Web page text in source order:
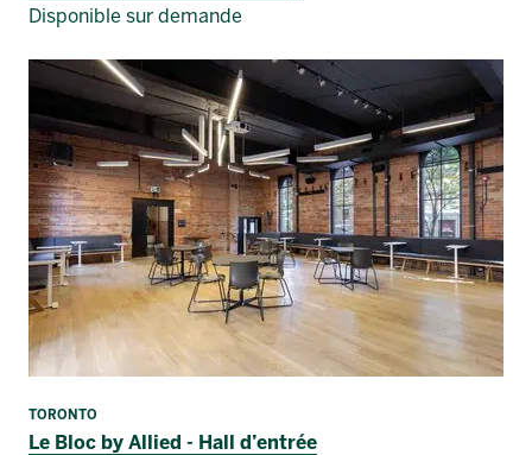
Disponible sur demande
TORONTO
Le Bloc by Allied - Hall d’entrée